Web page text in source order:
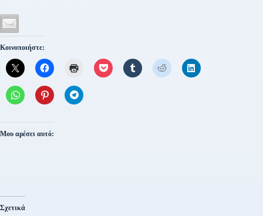
Κοινοποιήστε:
Μου αρέσει αυτό:
Σχετικά